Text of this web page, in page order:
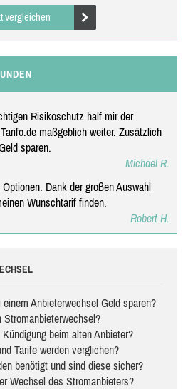
vergleichen
Risikoschutz half mir der
maßgeblich weiter. Zusätzlich
sparen.
Michael R.
Dank der großen Auswahl
Wunschtarif finden.
Robert H.
Anbieterwechsel Geld sparen?
beim alten Anbieter?
Tarife werden verglichen?
benötigt und sind diese sicher?
Wechsel des Stromanbieters?